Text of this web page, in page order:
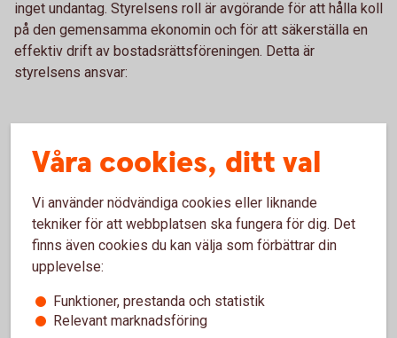
inget undantag. Styrelsens roll är avgörande för att hålla koll
på den gemensamma ekonomin och för att säkerställa en
effektiv drift av bostadsrättsföreningen. Detta är
styrelsens ansvar:
Att sköta föreningens ekonomi, administration
Att underhålla fastigheten och på så sätt
bevara byggnadens skick och värde över tid.
Att besluta om medlemskap, hyresavtal och
renoveringar.
Att upprätthålla stadgar och att se till att
Våra cookies, ditt val
Vi använder nödvändiga cookies eller liknande
tekniker för att webbplatsen ska fungera för dig. Det
finns även cookies du kan välja som förbättrar din
upplevelse:
Funktioner, prestanda och statistik
Relevant marknadsföring